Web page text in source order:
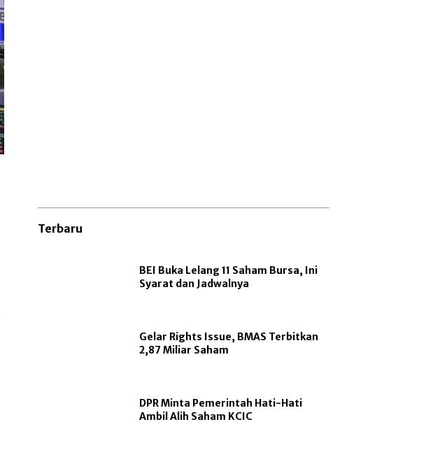
Terbaru
BEI Buka Lelang 11 Saham Bursa, Ini
Syarat dan Jadwalnya
Gelar Rights Issue, BMAS Terbitkan
2,87 Miliar Saham
DPR Minta Pemerintah Hati-Hati
Ambil Alih Saham KCIC